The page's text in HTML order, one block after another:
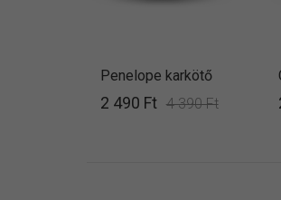
Penelope karkötő
2 490 Ft 4 390 Ft